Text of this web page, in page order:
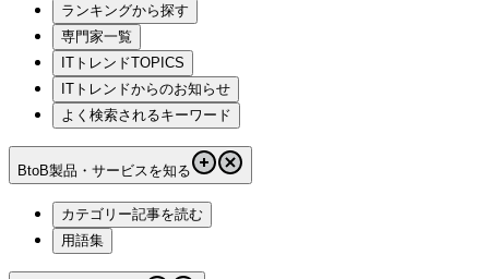
ランキングから探す
専門家一覧
ITトレンドTOPICS
ITトレンドからのお知らせ
よく検索されるキーワード
BtoB製品・サービスを知る
カテゴリー記事を読む
用語集